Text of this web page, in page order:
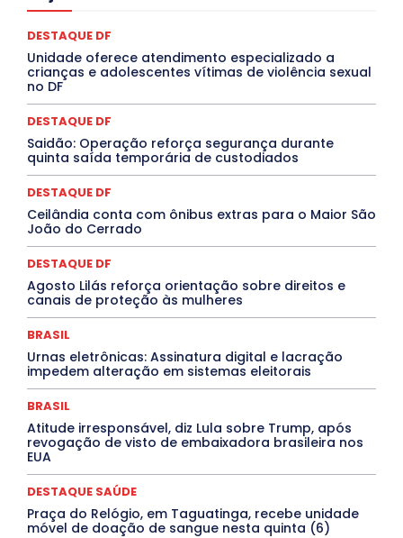
Congressuanas & Esplanadumas
Covid-19
Crônica Política Crônicas
Cultura e Tal
DANÇA Dengue
Denuncia
DESTAQUE BRASIL
DESTAQUE DF
DESTAQUE SAÚDE
DESTAQUES OUTROS
ELEIÇÕES
Especial
Espírito Santo ESPORTE
ESTÁGIO
EVENTOS
EXPOSIÇÃO Featured
Febre Oropouche
FILMES
Goiás
Jogos Online
JUDICIÁRIO LITERATURA
Maranhão
Marburg
MEIO AMBIENTE
Minas Gerais MOBILIDADE
MPOX
MÚSICA
Paraíba
PROCESSO SELETIVO
PUBLIEDITORIAL
QUALIFICAÇÃO PROFISSIONAL
Saúde Agora
SEGURANÇA
Soltando o Verbo
TÁ FROID?
TEATRO TECNOLOGIA
Tocantins
Utilidade Pública ZikaVirus
Mais
DESTAQUE DF
Unidade oferece atendimento especializado a
crianças e adolescentes vítimas de violência sexual
no DF
DESTAQUE DF
Saidão: Operação reforça segurança durante
quinta saída temporária de custodiados
DESTAQUE DF
Ceilândia conta com ônibus extras para o Maior São
João do Cerrado
DESTAQUE DF
Agosto Lilás reforça orientação sobre direitos e
canais de proteção às mulheres
BRASIL
Urnas eletrônicas: Assinatura digital e lacração
impedem alteração em sistemas eleitorais
BRASIL
Atitude irresponsável, diz Lula sobre Trump, após
revogação de visto de embaixadora brasileira nos
EUA
DESTAQUE SAÚDE
Praça do Relógio, em Taguatinga, recebe unidade
móvel de doação de sangue nesta quinta (6)